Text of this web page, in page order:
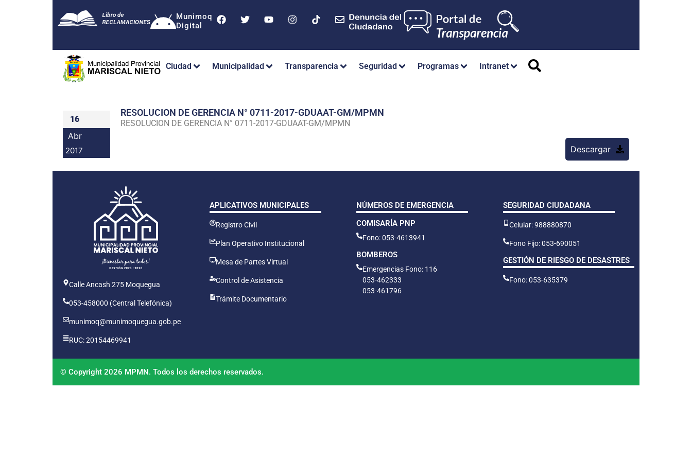
Munimoq
Digital
Ciudad Municipalidad Transparencia Seguridad Programas Intranet
16
Abr
2017
RESOLUCION DE GERENCIA N° 0711-2017-GDUAAT-GM/MPMN
RESOLUCION DE GERENCIA N° 0711-2017-GDUAAT-GM/MPMN
Descargar
Calle Ancash 275 Moquegua
053-458000 (Central Telefónica)
munimoq@munimoquegua.gob.pe
RUC: 20154469941
APLICATIVOS MUNICIPALES
Registro Civil
Plan Operativo Institucional
Mesa de Partes Virtual
Control de Asistencia
Trámite Documentario
NÚMEROS DE EMERGENCIA
COMISARÍA PNP
Fono: 053-4613941
BOMBEROS
Emergencias Fono: 116
053-462333
053-461796
SEGURIDAD CIUDADANA
Celular: 988880870
Fono Fijo: 053-690051
GESTIÓN DE RIESGO DE DESASTRES
Fono: 053-635379
© Copyright 2026 MPMN. Todos los derechos reservados.